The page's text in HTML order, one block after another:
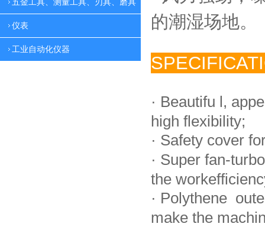
仪表
工业自动化仪器
的潮湿场地。
· Beautifu l,
high flexibility;
· Safety cover
· Super fan-
the
· Polythene
make the